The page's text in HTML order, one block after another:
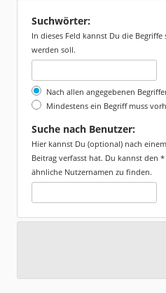
Suchwörter:
In dieses Feld kannst Du die
werden soll.
Nach allen angegebenen
Mindestens ein Begriff muss
Suche nach Benutzer:
Hier kannst Du (optional) nach
Beitrag verfasst hat. Du kannst den
ähnliche Nutzernamen zu finden.